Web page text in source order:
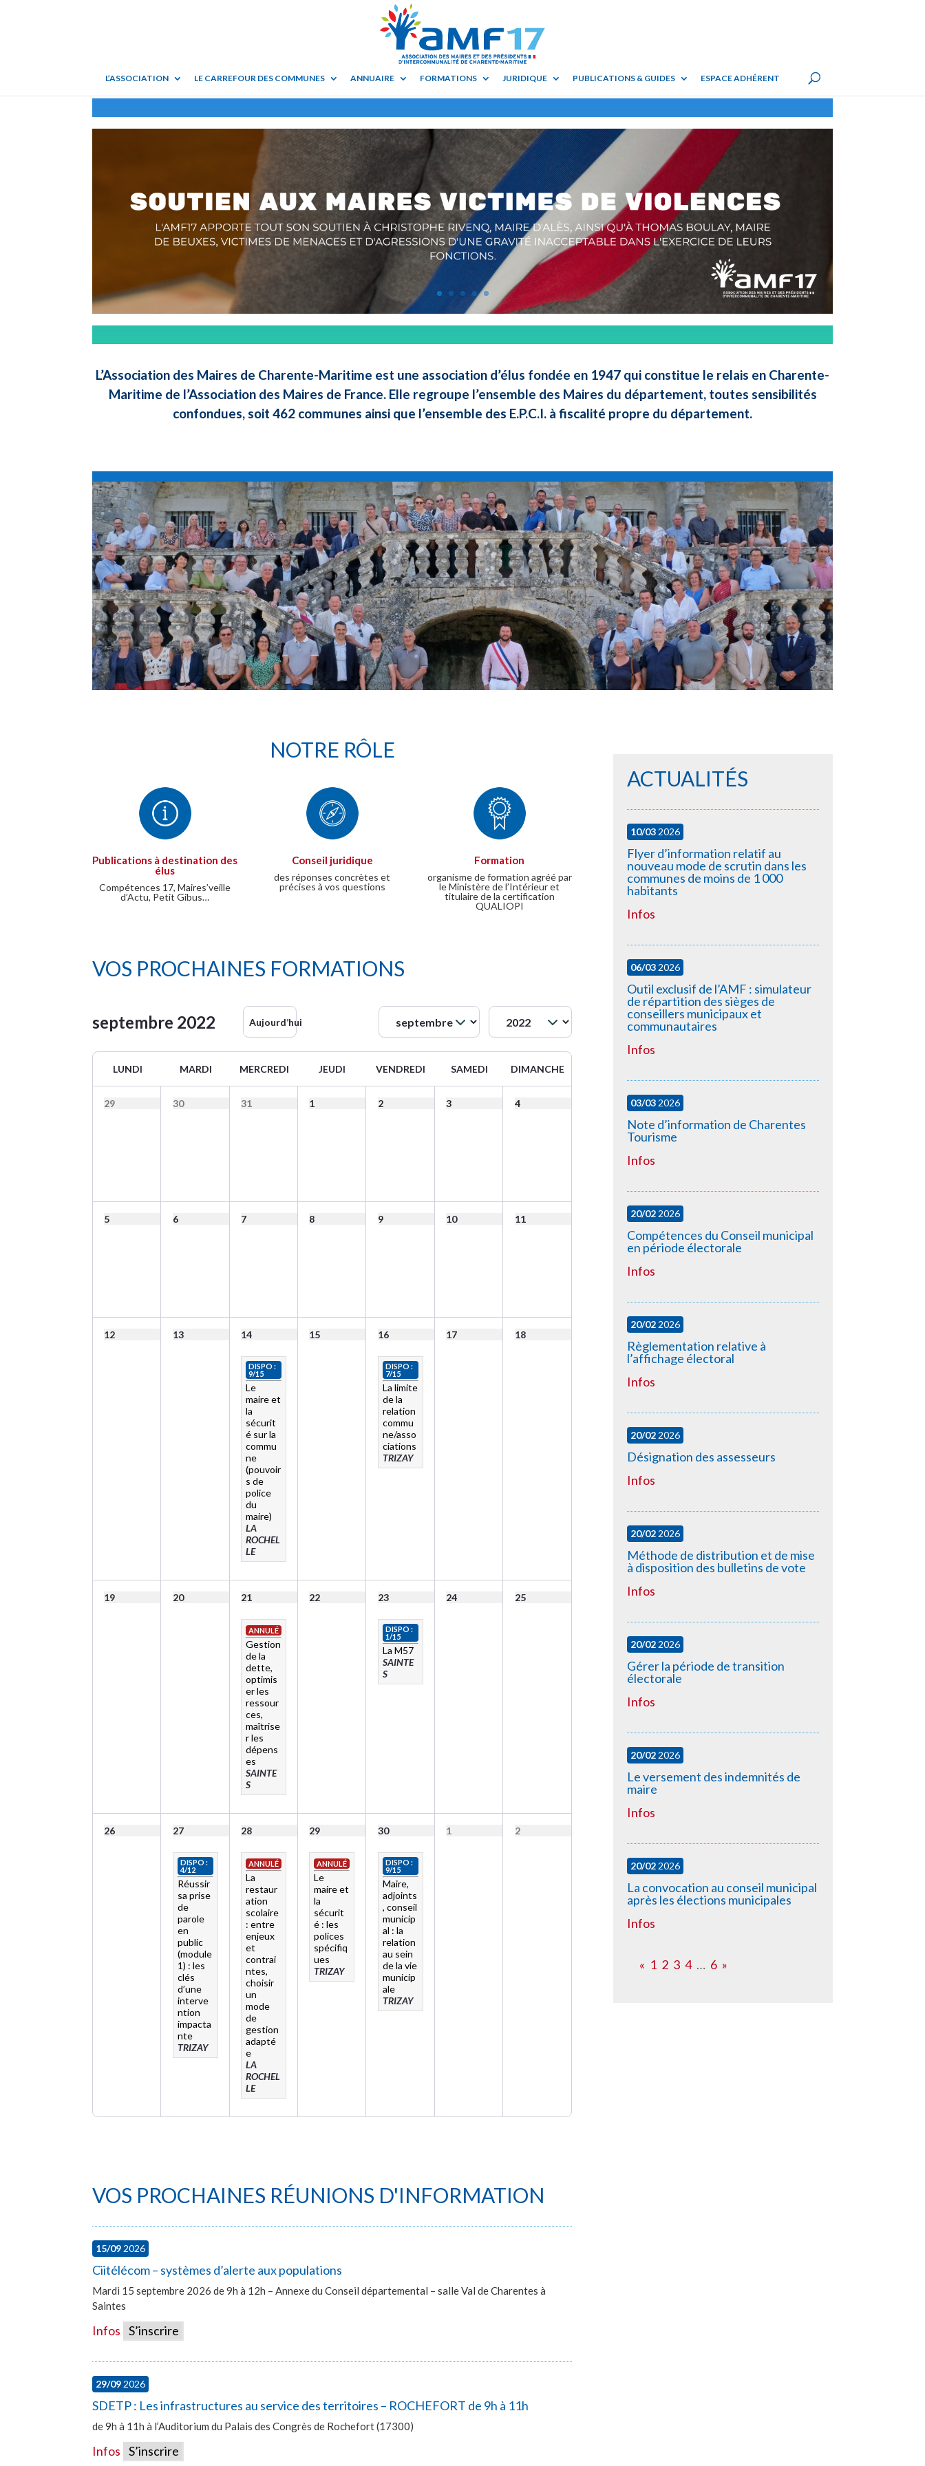
L’ASSOCIATION LE CARREFOUR DES COMMUNES ANNUAIRE FORMATIONS JURIDIQUE PUBLICATIONS & GUIDES ESPACE ADHÉRENT
L’Association des Maires de Charente-Maritime est une association d’élus fondée en 1947 qui constitue le relais en Charente-
Maritime de l’Association des Maires de France. Elle regroupe l’ensemble des Maires du département, toutes sensibilités
confondues, soit 462 communes ainsi que l’ensemble des E.P.C.I. à fiscalité propre du département.
NOTRE RÔLE
Publications à destination des
élus
Compétences 17, Maires’veille
d’Actu, Petit Gibus…
Conseil juridique
des réponses concrètes et
précises à vos questions
Formation
organisme de formation agréé par
le Ministère de l’Intérieur et
titulaire de la certification
QUALIOPI
VOS PROCHAINES FORMATIONS
septembre 2022 Aujourd’hui
LUNDI MARDI MERCREDI JEUDI VENDREDI SAMEDI DIMANCHE
29 30 31 1 2 3 4
5 6 7 8 9 10 11
12 13 14
DISPO :
9/15
Le
maire et
la
sécurit
é sur la
commu
ne
(pouvoir
s de
police
du
maire)
LA
ROCHEL
LE
15 16
DISPO :
7/15
La limite
de la
relation
commu
ne/asso
ciations
TRIZAY
17 18
19 20 21
ANNULÉ
Gestion
de la
dette,
optimis
er les
ressour
ces,
maîtrise
r les
dépens
es
SAINTE
S
22 23
DISPO :
1/15
La M57
SAINTE
S
24 25
26 27
DISPO :
4/12
Réussir
sa prise
de
parole
en
public
(module
1) : les
clés
d’une
interve
ntion
impacta
nte
TRIZAY
28
ANNULÉ
La
restaur
ation
scolaire
: entre
enjeux
et
contrai
ntes,
choisir
un
mode
de
gestion
adapté
e
LA
ROCHEL
LE
29
ANNULÉ
Le
maire et
la
sécurit
é : les
polices
spécifiq
ues
TRIZAY
30
DISPO :
9/15
Maire,
adjoints
, conseil
municip
al : la
relation
au sein
de la vie
municip
ale
TRIZAY
1 2
VOS PROCHAINES RÉUNIONS D'INFORMATION
15/09 2026
Ciitélécom – systèmes d’alerte aux populations
Mardi 15 septembre 2026 de 9h à 12h – Annexe du Conseil départemental – salle Val de Charentes à
Saintes
Infos S’inscrire
29/09 2026
SDETP : Les infrastructures au service des territoires – ROCHEFORT de 9h à 11h
de 9h à 11h à l’Auditorium du Palais des Congrès de Rochefort (17300)
Infos S’inscrire
ACTUALITÉS
10/032026
Flyer d’information relatif au
nouveau mode de scrutin dans les
communes de moins de 1 000
habitants
Infos
06/032026
Outil exclusif de l’AMF : simulateur
de répartition des sièges de
conseillers municipaux et
communautaires
Infos
03/032026
Note d’information de Charentes
Tourisme
Infos
20/022026
Compétences du Conseil municipal
en période électorale
Infos
20/022026
Règlementation relative à
l’affichage électoral
Infos
20/022026
Désignation des assesseurs
Infos
20/022026
Méthode de distribution et de mise
à disposition des bulletins de vote
Infos
20/022026
Gérer la période de transition
électorale
Infos
20/022026
Le versement des indemnités de
maire
Infos
20/022026
La convocation au conseil municipal
après les élections municipales
Infos
« 1 2 3 4 … 6 »